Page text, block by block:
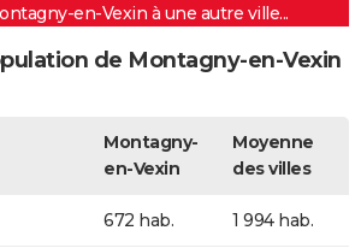
en-Vexin à une autre ville...
de Montagny-en-Vexin
Montagny-
en-Vexin
Moyenne
des villes
672 hab. 1 994 hab.